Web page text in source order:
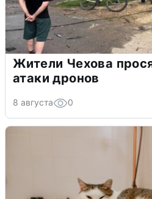
Жители Чехова
атаки дронов
8 августа 0